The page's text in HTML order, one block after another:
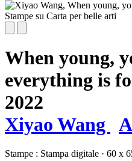
When young,
everything is
2022
Xiyao Wang
Stampe : Stampa digitale · 60 x